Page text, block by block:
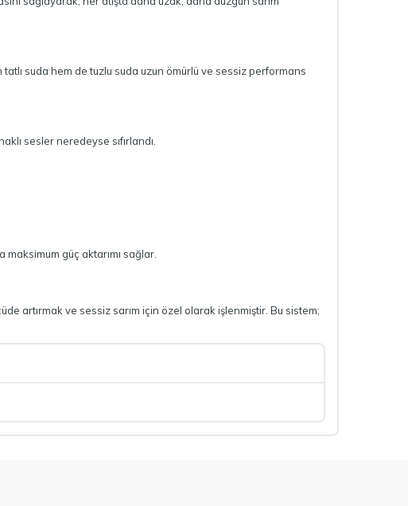
suda hem de tuzlu suda uzun ömürlü ve sessiz performans
sesler neredeyse sıfırlandı.
güç aktarımı sağlar.
artırmak ve sessiz sarım için özel olarak işlenmiştir. Bu sistem;